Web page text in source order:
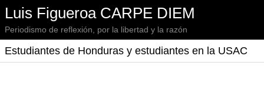
Luis Figueroa CARPE DIEM
Periodismo de reflexión, por la libertad y la razón
Estudiantes de Honduras y estudiantes en la USAC